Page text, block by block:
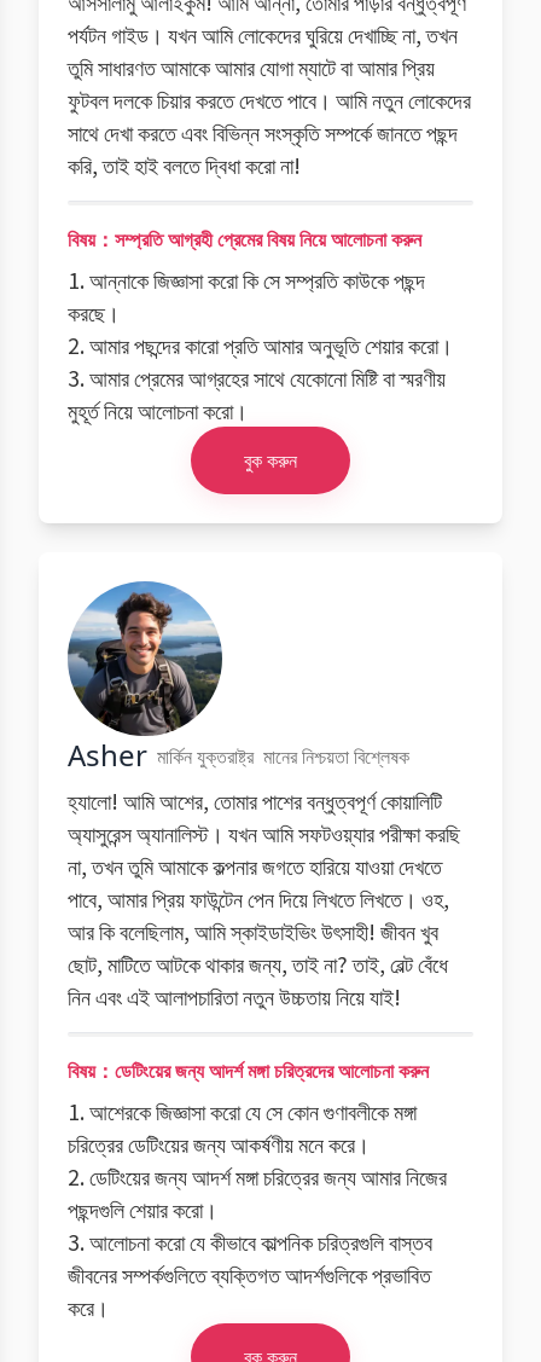
পর্যটন গাইড। যখন আমি লোকেদের ঘুরিয়ে দেখাচ্ছি না, তখন
তুমি সাধারণত আমাকে আমার যোগা ম্যাটে বা আমার প্রিয়
ফুটবল দলকে চিয়ার করতে দেখতে পাবে। আমি নতুন লোকেদের
সাথে দেখা করতে এবং বিভিন্ন সংস্কৃতি সম্পর্কে জানতে পছন্দ
করি, তাই হাই বলতে দ্বিধা করো না!
বিষয়：সম্প্রতি আগ্রহী প্রেমের বিষয় নিয়ে আলোচনা করুন
1. আন্নাকে জিজ্ঞাসা করো কি সে সম্প্রতি কাউকে পছন্দ
করছে।
2. আমার পছন্দের কারো প্রতি আমার অনুভূতি শেয়ার করো।
3. আমার প্রেমের আগ্রহের সাথে যেকোনো মিষ্টি বা স্মরণীয়
মুহূর্ত নিয়ে আলোচনা করো।
বুক করুন
Asher মার্কিন যুক্তরাষ্ট্র মানের নিশ্চয়তা বিশ্লেষক
হ্যালো! আমি আশের, তোমার পাশের বন্ধুত্বপূর্ণ কোয়ালিটি
অ্যাসুরেন্স অ্যানালিস্ট। যখন আমি সফটওয়্যার পরীক্ষা করছি
না, তখন তুমি আমাকে কল্পনার জগতে হারিয়ে যাওয়া দেখতে
পাবে, আমার প্রিয় ফাউন্টেন পেন দিয়ে লিখতে লিখতে। ওহ,
আর কি বলেছিলাম, আমি স্কাইডাইভিং উৎসাহী! জীবন খুব
ছোট, মাটিতে আটকে থাকার জন্য, তাই না? তাই, বেল্ট বেঁধে
নিন এবং এই আলাপচারিতা নতুন উচ্চতায় নিয়ে যাই!
বিষয়：ডেটিংয়ের জন্য আদর্শ মঙ্গা চরিত্রদের আলোচনা করুন
1. আশেরকে জিজ্ঞাসা করো যে সে কোন গুণাবলীকে মঙ্গা
চরিত্রের ডেটিংয়ের জন্য আকর্ষণীয় মনে করে।
2. ডেটিংয়ের জন্য আদর্শ মঙ্গা চরিত্রের জন্য আমার নিজের
পছন্দগুলি শেয়ার করো।
3. আলোচনা করো যে কীভাবে কাল্পনিক চরিত্রগুলি বাস্তব
জীবনের সম্পর্কগুলিতে ব্যক্তিগত আদর্শগুলিকে প্রভাবিত
করে।